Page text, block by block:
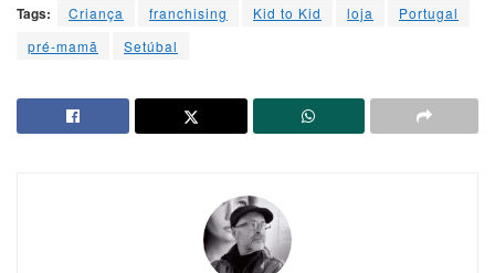
Tags: Criança franchising Kid to Kid loja
Portugal
pré-mamã
Setúbal